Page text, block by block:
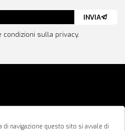
sulla privacy.
INVIA
navigazione questo sito si avvale di